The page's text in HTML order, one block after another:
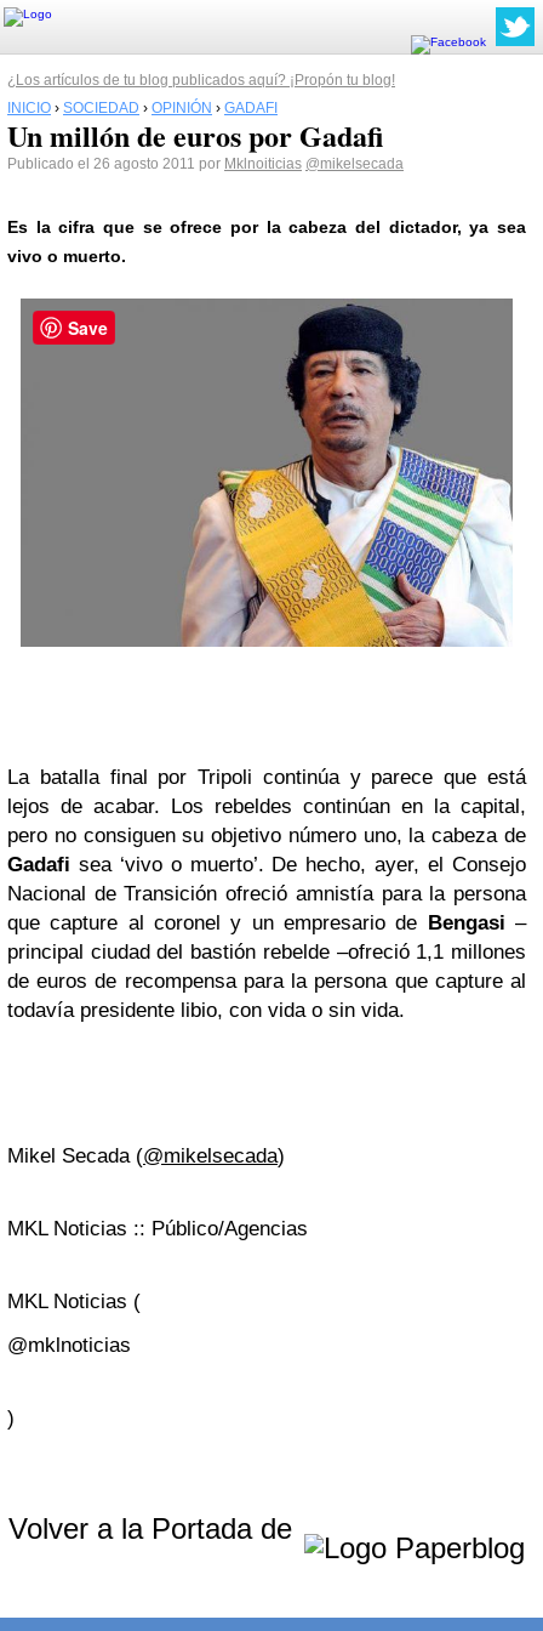
¿Los artículos de tu blog publicados aquí? ¡Propón tu blog!
INICIO › SOCIEDAD › OPINIÓN › GADAFI
Un millón de euros por Gadafi
Publicado el 26 agosto 2011 por Mklnoiticias @mikelsecada
Es la cifra que se ofrece por la cabeza del dictador, ya sea
vivo o muerto.
La batalla final por Tripoli continúa y parece que está
lejos de acabar. Los rebeldes continúan en la capital,
pero no consiguen su objetivo número uno, la cabeza de
Gadafi sea ‘vivo o muerto’. De hecho, ayer, el Consejo
Nacional de Transición ofreció amnistía para la persona
que capture al coronel y un empresario de Bengasi –
principal ciudad del bastión rebelde –ofreció 1,1 millones
de euros de recompensa para la persona que capture al
todavía presidente libio, con vida o sin vida.
Mikel Secada (@mikelsecada)
MKL Noticias :: Público/Agencias
MKL Noticias (
@mklnoticias
)
Volver a la Portada de
Save